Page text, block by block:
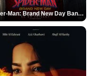
Spider-Man: Brand New Day Bande-annonce VO STFR